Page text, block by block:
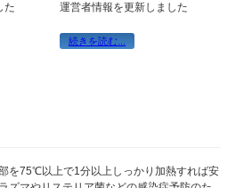
た 運営者情報を更新しました
続きを読む...
を75℃以上で1分以上しっかり加熱すれば安